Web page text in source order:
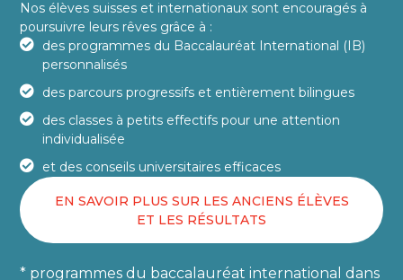
Nos élèves suisses et internationaux sont encouragés à
poursuivre leurs rêves grâce à :
des programmes du Baccalauréat International (IB)
personnalisés
des parcours progressifs et entièrement bilingues
des classes à petits effectifs pour une attention
individualisée
et des conseils universitaires efficaces
EN SAVOIR PLUS SUR LES ANCIENS ÉLÈVES
ET LES RÉSULTATS
* programmes du baccalauréat international dans